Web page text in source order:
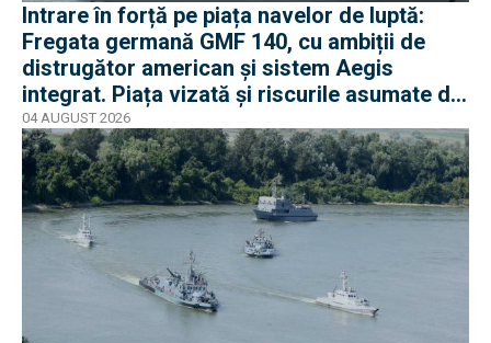
Intrare în forță pe piața navelor de luptă:
Fregata germană GMF 140, cu ambiții de
distrugător american și sistem Aegis
integrat. Piața vizată și riscurile asumate de
Rheinmetall
04 AUGUST 2026